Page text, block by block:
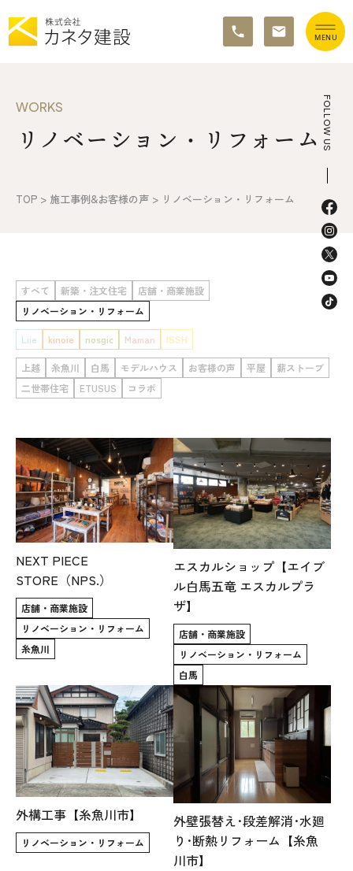
イベント情報
施工事例&お客様の声
不動産情報
WoodStrucX™（ウッドストラクス™）
ISSH糸魚川住宅認定基準
会社案内
上越スタジオ
スタッフ紹介
オレンジフェア
各種事業
採用情報
協力会社の皆様へ
FOLLOW US
WORKS
リノベーション・リフォーム
TOP > 施工事例&お客様の声 > リノベーション・リフォーム
すべて 新築・注文住宅
店舗・商業施設
リノベーション・リフォーム
Liie kinoie nosgic Maman ISSH
上越 糸魚川 白馬 モデルハウス お客様の声 平屋
薪ストーブ
二世帯住宅
ETUSUS コラボ
NEXT PIECE
STORE（NPS.）
店舗・商業施設
リノベーション・リフォーム
糸魚川
エスカルショップ【エイブ
ル白馬五竜 エスカルプラ
ザ】
店舗・商業施設
リノベーション・リフォーム
白馬
外構工事【糸魚川市】
リノベーション・リフォーム
外壁張替え･段差解消･水廻
り･断熱リフォーム【糸魚
川市】